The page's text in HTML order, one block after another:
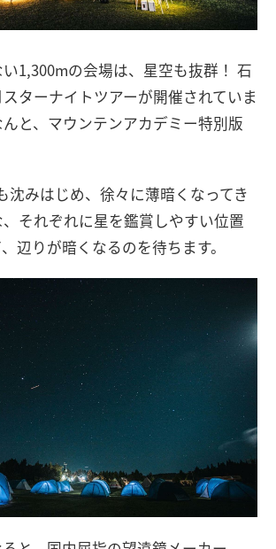
1,300mの会場は、星空も抜群！ 石
ターナイトツアーが開催されていま
と、マウンテンアカデミー特別版
沈みはじめ、徐々に薄暗くなってき
それぞれに星を鑑賞しやすい位置
辺りが暗くなるのを待ちます。